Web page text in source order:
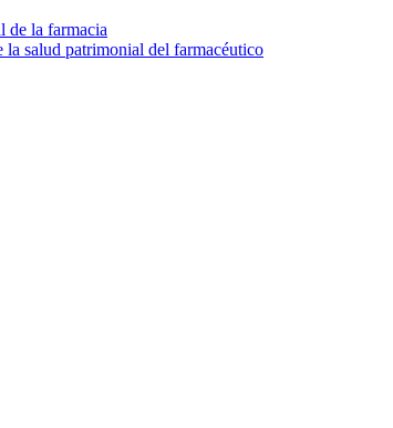
de la farmacia
la salud patrimonial del farmacéutico